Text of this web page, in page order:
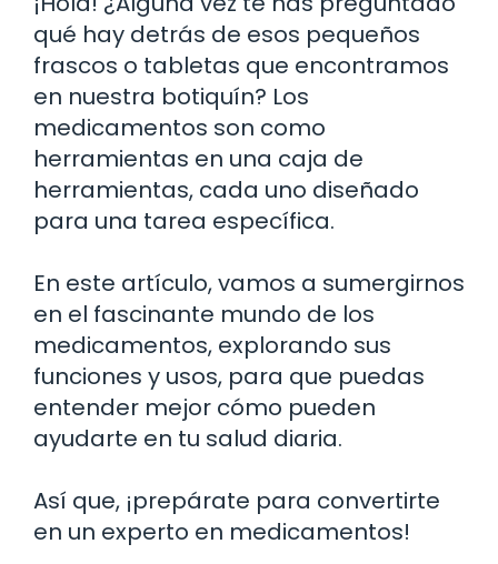
qué hay detrás de esos pequeños
frascos o tabletas que encontramos
en nuestra botiquín? Los
medicamentos son como
herramientas en una caja de
herramientas, cada uno diseñado
para una tarea específica.
En este artículo, vamos a sumergirnos
en el fascinante mundo de los
medicamentos, explorando sus
funciones y usos, para que puedas
entender mejor cómo pueden
ayudarte en tu salud diaria.
Así que, ¡prepárate para convertirte
en un experto en medicamentos!